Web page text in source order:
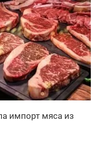
импорт мяса из